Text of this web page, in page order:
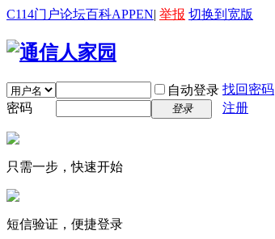
C114门户论坛百科APPEN| 举报 切换到宽版
自动登录 找回密码
密码
登录 注册
只需一步，快速开始
短信验证，便捷登录